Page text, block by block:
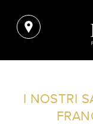
FILTRI
I NOSTRI